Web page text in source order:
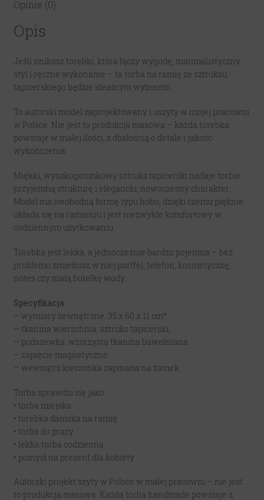
Opinie (0)
Opis
Jeśli szukasz torebki, która łączy wygodę, minimalistyczny
styl i ręczne wykonanie – ta torba na ramię ze sztruksu
tapicerskiego będzie idealnym wyborem.
To autorski model zaprojektowany i uszyty w mojej pracowni
w Polsce. Nie jest to produkcja masowa – każda torebka
powstaje w małej ilości, z dbałością o detale i jakość
wykończenia.
Miękki, wysokogatunkowy sztruks tapicerski nadaje torbie
przyjemną strukturę i elegancki, nowoczesny charakter.
Model ma swobodną formę typu hobo, dzięki czemu pięknie
układa się na ramieniu i jest niezwykle komfortowy w
codziennym użytkowaniu.
Torebka jest lekka, a jednocześnie bardzo pojemna – bez
problemu zmieścisz w niej portfel, telefon, kosmetyczkę,
notes czy małą butelkę wody.
Specyfikacja:
– wymiary zewnętrzne: 35 x 60 x 11 cm*
– tkanina wierzchnia: sztruks tapicerski,
– podszewka: wzorzysta tkanina bawełniana
– zapięcie magnetyczne
– wewnątrz kieszonka zapinana na zamek
Torba sprawdzi się jako:
• torba miejska
• torebka damska na ramię
• torba do pracy
• lekka torba codzienna
• pomysł na prezent dla kobiety
Autorski projekt szyty w Polsce w małej pracowni – nie jest
to produkcja masowa. Każda torba handmade powstaje z